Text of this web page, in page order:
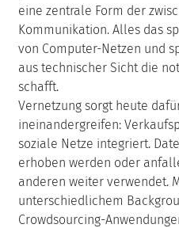
eine zentrale Form der
Kommunikation. Alles das
von Computer-Netzen und
aus technischer Sicht die
schafft.
Vernetzung sorgt heute
ineinandergreifen:
soziale Netze integriert.
erhoben werden oder
anderen weiter verwendet.
unterschiedlichem
Crowdsourcing-